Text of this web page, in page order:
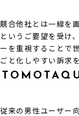
競合他社とは一線を
というご要望を受け
ーを重視することで
ごと化しやすい訴求
従来の男性ユーザー